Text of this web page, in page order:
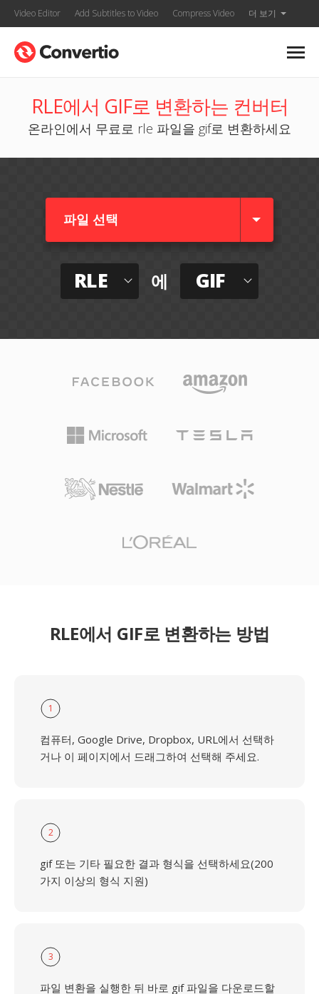
Video Editor Add Subtitles to Video Compress Video 더 보기
RLE에서 GIF로 변환하는 컨버터
온라인에서 무료로 rle 파일을 gif로 변환하세요
파일 선택
RLE 에 GIF
RLE에서 GIF로 변환하는 방법
1
컴퓨터, Google Drive, Dropbox, URL에서 선택하
거나 이 페이지에서 드래그하여 선택해 주세요.
2
gif 또는 기타 필요한 결과 형식을 선택하세요(200
가지 이상의 형식 지원)
3
파일 변환을 실행한 뒤 바로 gif 파일을 다운로드할